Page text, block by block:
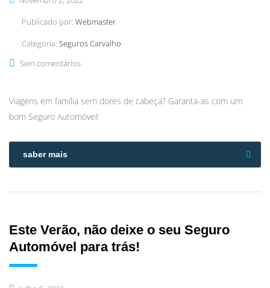
Publicado por: Webmaster
Categoria: Seguros Carvalho
Sem comentários
Viagens em família sem dores de cabeça? Garanta-as com um
bom Seguro Automóvel!
saber mais
Este Verão, não deixe o seu Seguro
Automóvel para trás!